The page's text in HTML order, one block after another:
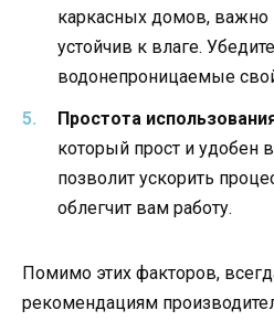
каркасных домов,
устойчив к влаге.
водонепроницаемые
Простота
который прост и удобен
позволит ускорить
облегчит вам работу.
Помимо этих факторов,
рекомендациям